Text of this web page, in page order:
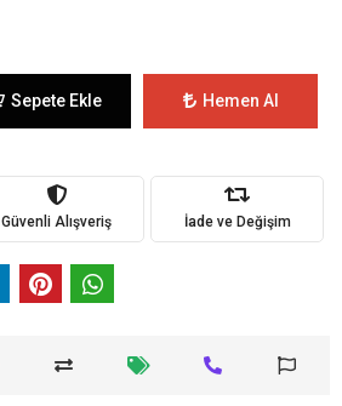
Sepete Ekle Hemen Al
Güvenli Alışveriş İade ve Değişim